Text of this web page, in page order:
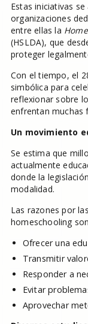
Estas iniciativas
organizaciones
entre ellas la
(HSLDA), que
proteger
Con el tiempo, el
simbólica para
reflexionar sobre
enfrentan muchas
Un movimiento
Se estima que
actualmente
donde la
modalidad.
Las razones por
homeschooling
Ofrecer una
Transmitir
Responder a
Evitar
Aprovechar